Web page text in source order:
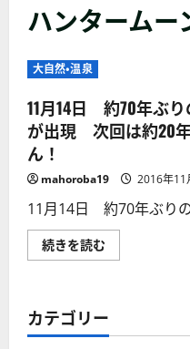
ー
ハンタームー
大自然・温泉
11月14日 約70年ぶり
が出現 次回は約20
ん！
mahoroba19 2016年11
11月14日 約70年ぶり
続きを読む
月
年
ぶ
カテゴリー